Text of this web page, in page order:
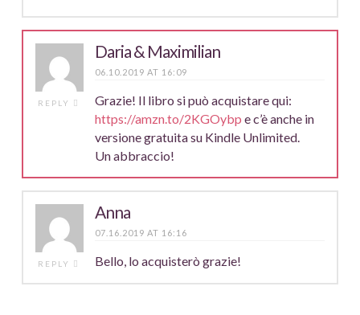
REPLY
Daria & Maximilian
06.10.2019 AT 16:09
Grazie! Il libro si può acquistare qui:
https://amzn.to/2KGOybp e c’è anche in
versione gratuita su Kindle Unlimited.
Un abbraccio!
REPLY
Anna
07.16.2019 AT 16:16
Bello, lo acquisterò grazie!